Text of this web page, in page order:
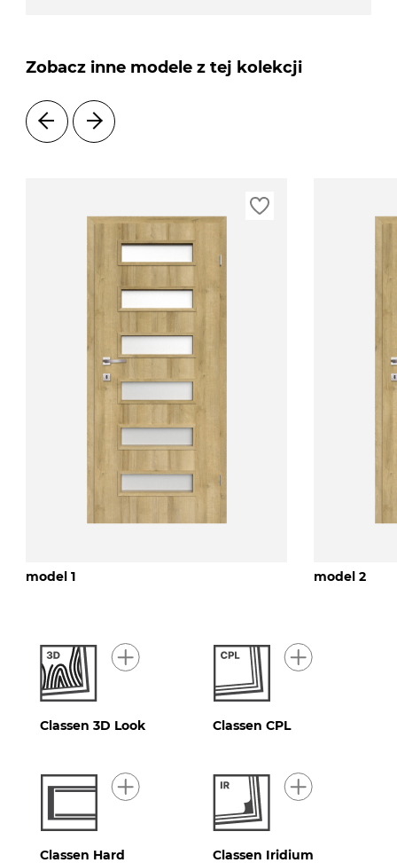
Zobacz inne modele z tej kolekcji
model 1 model 2
Classen 3D Look Classen CPL
Classen Hard Classen Iridium